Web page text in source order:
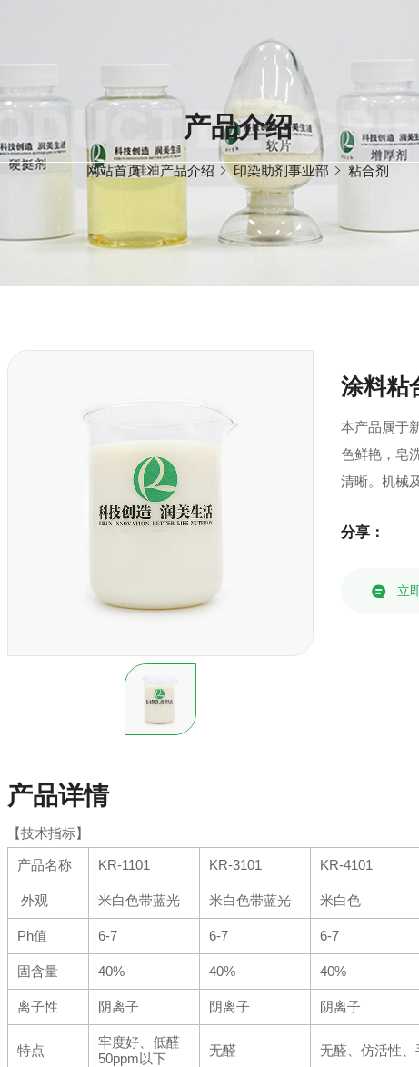
产品介绍
网站首页 产品介绍 印染助剂事业部 粘合剂
涂料粘
本产品属于
色鲜艳，皂
清晰。机械
分享：
立
产品详情
【技术指标】
产品名称 KR-1101 KR-3101 KR-4101
外观 米白色带蓝光 米白色带蓝光 米白色
Ph值 6-7 6-7 6-7
固含量 40% 40% 40%
离子性 阴离子 阴离子 阴离子
特点
牢度好、低醛
50ppm以下
无醛 无醛、仿活性、